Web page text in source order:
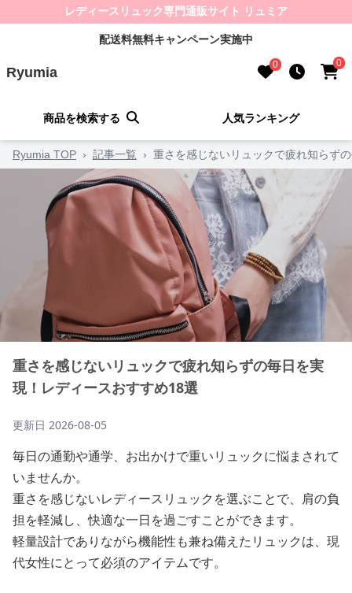
レディースリュック専門通販サイト リュミア
配送料無料キャンペーン実施中
Ryumia 0 0
商品を検索する 人気ランキング
Ryumia TOP › 記事一覧 › 重さを感じないリュックで疲れ知らず
重さを感じないリュックで疲れ知らずの毎日を実
現！レディースおすすめ18選
更新日 2026-08-05
毎日の通勤や通学、お出かけで重いリュックに悩まされて
いませんか。
重さを感じないレディースリュックを選ぶことで、肩の負
担を軽減し、快適な一日を過ごすことができます。
軽量設計でありながら機能性も兼ね備えたリュックは、現
代女性にとって必須のアイテムです。